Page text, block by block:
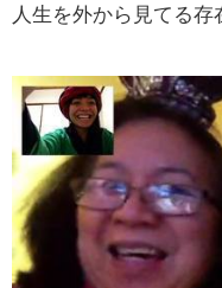
人生を外から見てる存